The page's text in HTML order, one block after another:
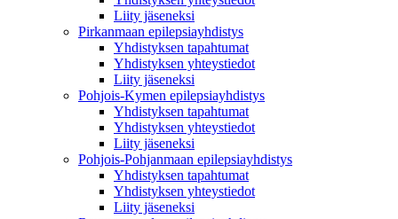
Liity jäseneksi
Pirkanmaan epilepsiayhdistys
Yhdistyksen tapahtumat
Yhdistyksen yhteystiedot
Liity jäseneksi
Pohjois-Kymen epilepsiayhdistys
Yhdistyksen tapahtumat
Yhdistyksen yhteystiedot
Liity jäseneksi
Pohjois-Pohjanmaan epilepsiayhdistys
Yhdistyksen tapahtumat
Yhdistyksen yhteystiedot
Liity jäseneksi